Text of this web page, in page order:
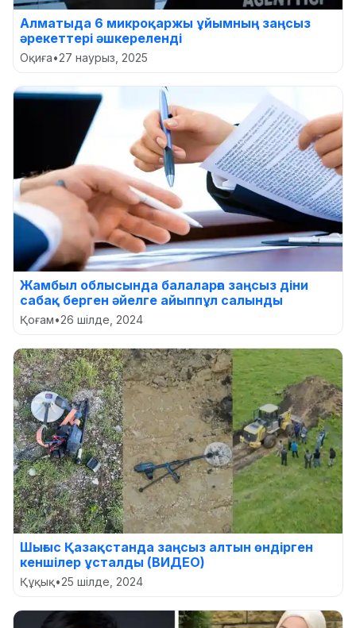
Алматыда 6 микроқаржы ұйымның заңсыз
әрекеттері әшкереленді
Оқиға•27 наурыз, 2025
Жамбыл облысында балаларға заңсыз діни
сабақ берген әйелге айыппұл салынды
Қоғам•26 шілде, 2024
Шығыс Қазақстанда заңсыз алтын өндірген
кеншілер ұсталды (ВИДЕО)
Құқық•25 шілде, 2024